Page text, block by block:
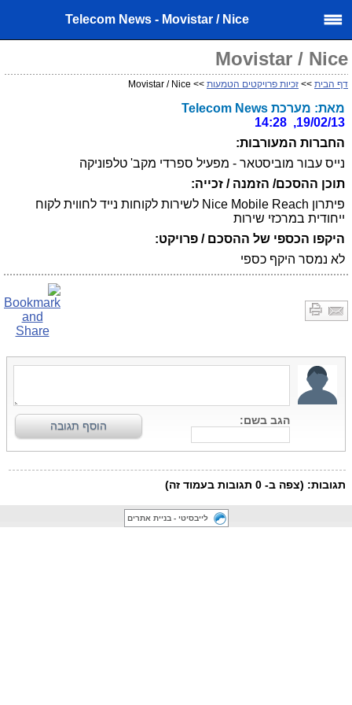
Telecom News - Movistar / Nice
Movistar / Nice
דף הבית >> זכיות פרויקטים הטמעות >> Movistar / Nice
מאת: מערכת Telecom News
19/02/13, 14:28
החברות המעורבות:
נייס עבור מוביסטאר - מפעיל ספרדי מקב' טלפוניקה
תוכן ההסכם/ הזמנה / זכייה:
פיתרון Nice Mobile Reach לשירות לקוחות נייד לחווית לקוח
ייחודית במרכזי שירות
היקפו הכספי של ההסכם / פרויקט:
לא נמסר היקף כספי
לייבסיטי - בניית אתרים